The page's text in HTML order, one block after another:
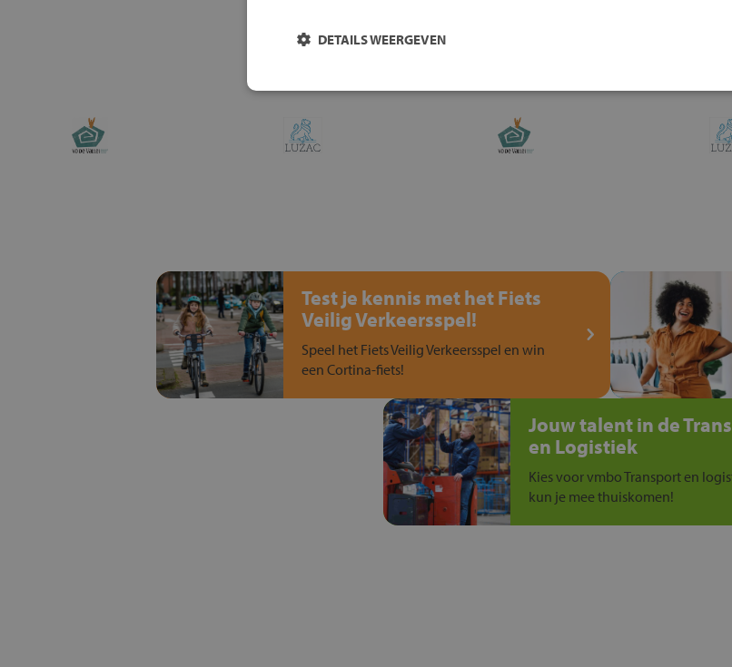
Test je kennis met het Fiets
Veilig Verkeersspel!
Speel het Fiets Veilig Verkeersspel en win
een Cortina-fiets!
Jouw talent in de
en Logistiek
Kies voor vmbo Transport en
kun je mee thuiskomen!
DETAILS WEERGEVEN